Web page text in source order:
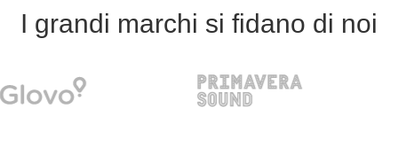
I grandi marchi si fidano di noi